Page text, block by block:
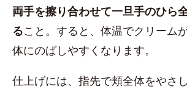
両手を擦り合わせて一旦手のひら
ること。すると、体温でクリーム
体にのばしやすくなります。
仕上げには、指先で頬全体をやさ